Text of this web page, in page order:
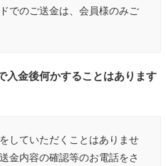
でのご送金は、会員様のみご
入金後何かすることはあります
していただくことはありませ
金内容の確認等のお電話をさ